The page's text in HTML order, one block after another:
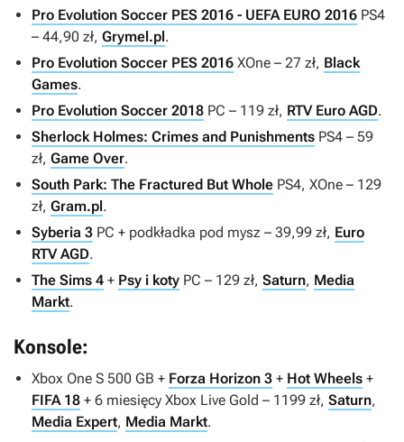
Pro Evolution Soccer PES 2016 - UEFA EURO 2016 PS4
– 44,90 zł, Grymel.pl.
Pro Evolution Soccer PES 2016 XOne – 27 zł, Black
Games.
Pro Evolution Soccer 2018 PC – 119 zł, RTV Euro AGD.
Sherlock Holmes: Crimes and Punishments PS4 – 59
zł, Game Over.
South Park: The Fractured But Whole PS4, XOne – 129
zł, Gram.pl.
Syberia 3 PC + podkładka pod mysz – 39,99 zł, Euro
RTV AGD.
The Sims 4 + Psy i koty PC – 129 zł, Saturn, Media
Markt.
Konsole:
Xbox One S 500 GB + Forza Horizon 3 + Hot Wheels +
FIFA 18 + 6 miesięcy Xbox Live Gold – 1199 zł, Saturn,
Media Expert, Media Markt.